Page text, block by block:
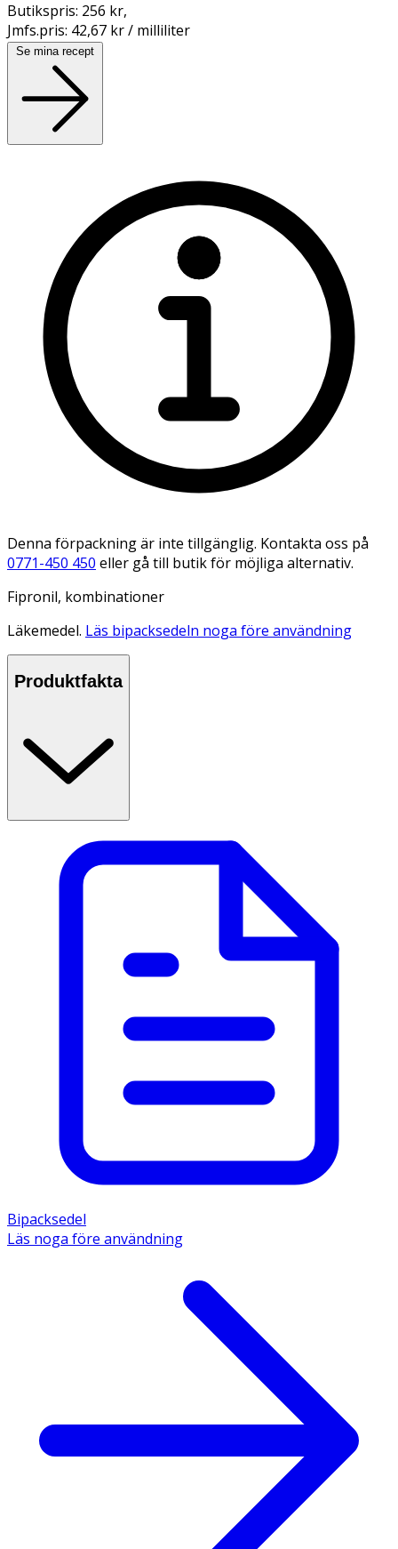
Butikspris: 256 kr,
Jmfs.pris: 42,67 kr / milliliter
Se mina recept
Denna förpackning är inte tillgänglig. Kontakta oss på
0771-450 450 eller gå till butik för möjliga alternativ.
Fipronil, kombinationer
Läkemedel. Läs bipacksedeln noga före användning
Produktfakta
Bipacksedel
Läs noga före användning